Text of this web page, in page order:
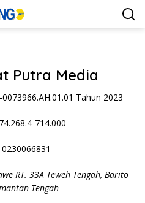
Putra Media
Tahun 2023
714.000
RT. 33A Teweh Tengah, Barito
Tengah